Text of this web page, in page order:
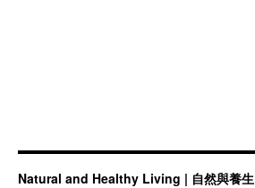
Natural and Healthy Living | 自然與養生